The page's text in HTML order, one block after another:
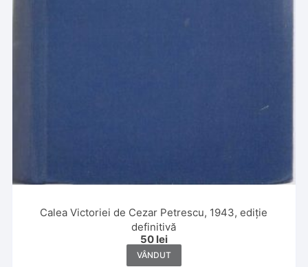
Calea Victoriei de Cezar Petrescu, 1943, ediție
definitivă
50 lei
VÂNDUT